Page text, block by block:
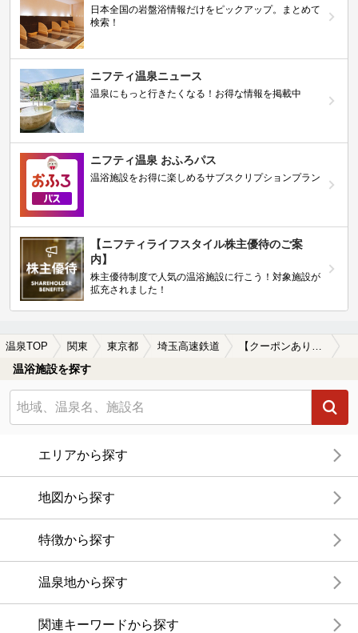
日本全国の岩盤浴情報だけをピックアップ。まとめて
検索！
ニフティ温泉ニュース
温泉にもっと行きたくなる！お得な情報を掲載中
ニフティ温泉 おふろパス
温浴施設をお得に楽しめるサブスクリプションプラン
【ニフティライフスタイル株主優待のご案
内】
株主優待制度で人気の温浴施設に行こう！対象施設が
拡充されました！
温泉TOP 関東 東京都 埼玉高速鉄道 【クーポンあり】岩盤浴が楽しめる埼玉高速鉄道周辺の温泉、日帰り温泉、スーパー銭湯を探す
温浴施設を探す
エリアから探す
地図から探す
特徴から探す
温泉地から探す
関連キーワードから探す